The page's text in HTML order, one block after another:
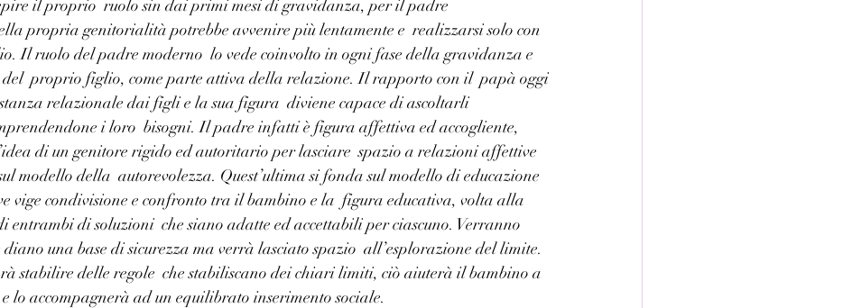
il proprio  ruolo sin dai primi mesi di gravidanza, per il padre
propria genitorialità potrebbe avvenire più lentamente e  realizzarsi solo con
Il ruolo del padre moderno  lo vede coinvolto in ogni fase della gravidanza e
del  proprio figlio, come parte attiva della relazione. Il rapporto con il  papà oggi
relazionale dai figli e la sua figura  diviene capace di ascoltarli
i loro  bisogni. Il padre infatti è figura affettiva ed accogliente,
di un genitore rigido ed autoritario per lasciare  spazio a relazioni affettive
modello della  autorevolezza. Quest’ultima si fonda sul modello di educazione
vige condivisione e confronto tra il bambino e la  figura educativa, volta alla
entrambi di soluzioni  che siano adatte ed accettabili per ciascuno. Verranno
diano una base di sicurezza ma verrà lasciato spazio  all’esplorazione del limite.
stabilire delle regole  che stabiliscano dei chiari limiti, ciò aiuterà il bambino a
lo accompagnerà ad un equilibrato inserimento sociale.